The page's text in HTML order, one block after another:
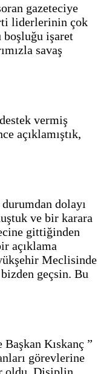
gazeteciye
liderlerinin çok
boşluğu işaret
savaş
vermiş
açıklamıştık,
dolayı
ve bir karara
gittiğinden
açıklama
Meclisinde
geçsin. Bu
Kıskanç ”
görevlerine